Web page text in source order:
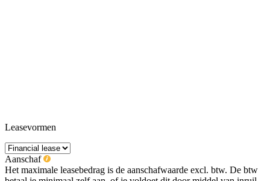
Leasevormen
Aanschaf
Het maximale leasebedrag is de aanschafwaarde excl. btw. De btw